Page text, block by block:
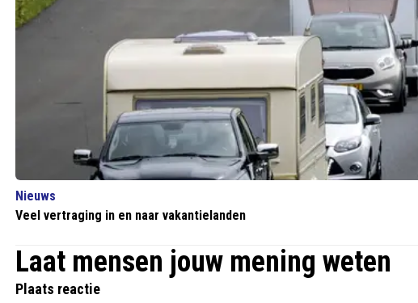
Nieuws
Veel vertraging in en naar vakantielanden
Laat mensen jouw mening weten
Plaats reactie